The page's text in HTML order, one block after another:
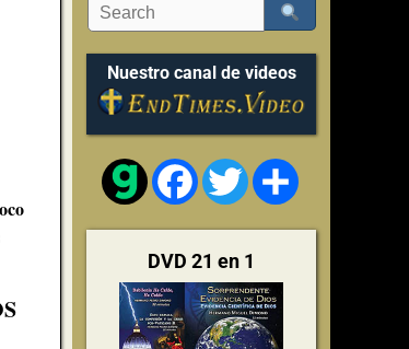
Nuestro canal de videos
FacebookTwitter
DVD 21 en 1